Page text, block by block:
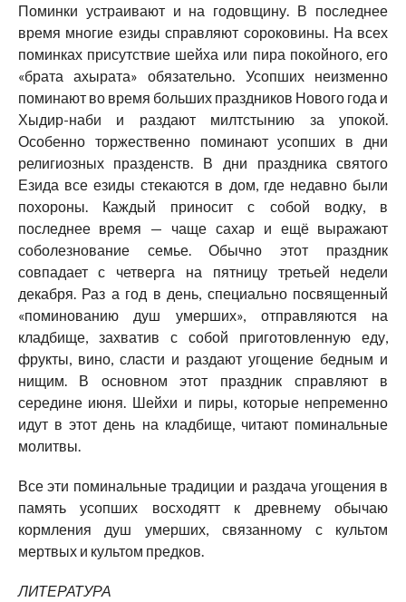
Поминки устраивают и на годовщину. В последнее
время многие езиды справляют сороковины. На всех
поминках присутствие шейха или пира покойного, его
«брата ахырата» обязательно. Усопших неизменно
поминают во время больших праздников Нового года и
Хыдир-наби и раздают милтстынию за упокой.
Особенно торжественно поминают усопших в дни
религиозных празденств. В дни праздника святого
Езида все езиды стекаются в дом, где недавно были
похороны. Каждый приносит с собой водку, в
последнее время — чаще сахар и ещё выражают
соболезнование семье. Обычно этот праздник
совпадает с четверга на пятницу третьей недели
декабря. Раз а год в день, специально посвященный
«поминованию душ умерших», отправляются на
кладбище, захватив с собой приготовленную еду,
фрукты, вино, сласти и раздают угощение бедным и
нищим. В основном этот праздник справляют в
середине июня. Шейхи и пиры, которые непременно
идут в этот день на кладбище, читают поминальные
молитвы.
Все эти поминальные традиции и раздача угощения в
память усопших восходятт к древнему обычаю
кормления душ умерших, связанному с культом
мертвых и культом предков.
ЛИТЕРАТУРА